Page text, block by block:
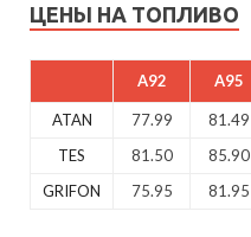
ЦЕНЫ НА ТОПЛИВО
A92 A95
ATAN 77.99 81.49
TES
81.50 85.90
GRIFON
75.95 81.95